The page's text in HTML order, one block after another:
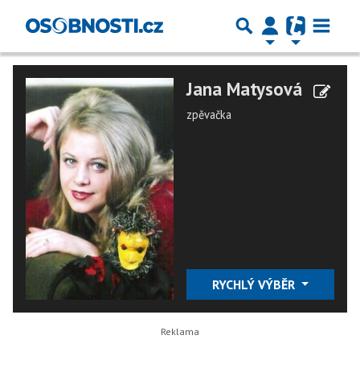
Jana Matysová
zpěvačka
RYCHLÝ VÝBĚR